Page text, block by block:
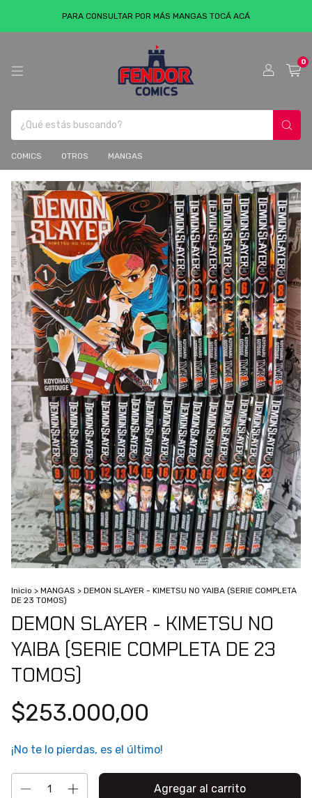
PARA CONSULTAR POR MÁS MANGAS TOCÁ ACÁ
0
COMICS OTROS MANGAS
Inicio > MANGAS > DEMON SLAYER - KIMETSU NO YAIBA (SERIE COMPLETA
DE 23 TOMOS)
DEMON SLAYER - KIMETSU NO
YAIBA (SERIE COMPLETA DE 23
TOMOS)
$253.000,00
¡No te lo pierdas, es el último!